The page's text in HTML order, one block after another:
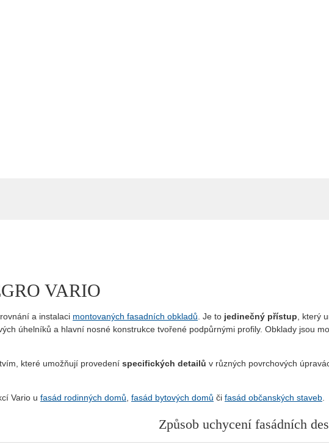
VARIO
a instalaci montovaných fasadních obkladů. Je to jedinečný přístup, který
úhelníků a hlavní nosné konstrukce tvořené podpůrnými profily. Obklady jsou
které umožňují provedení specifických detailů v různých povrchových
Vario u fasád rodinných domů, fasád bytových domů či fasád občanských staveb.
Způsob uchycení fasádních